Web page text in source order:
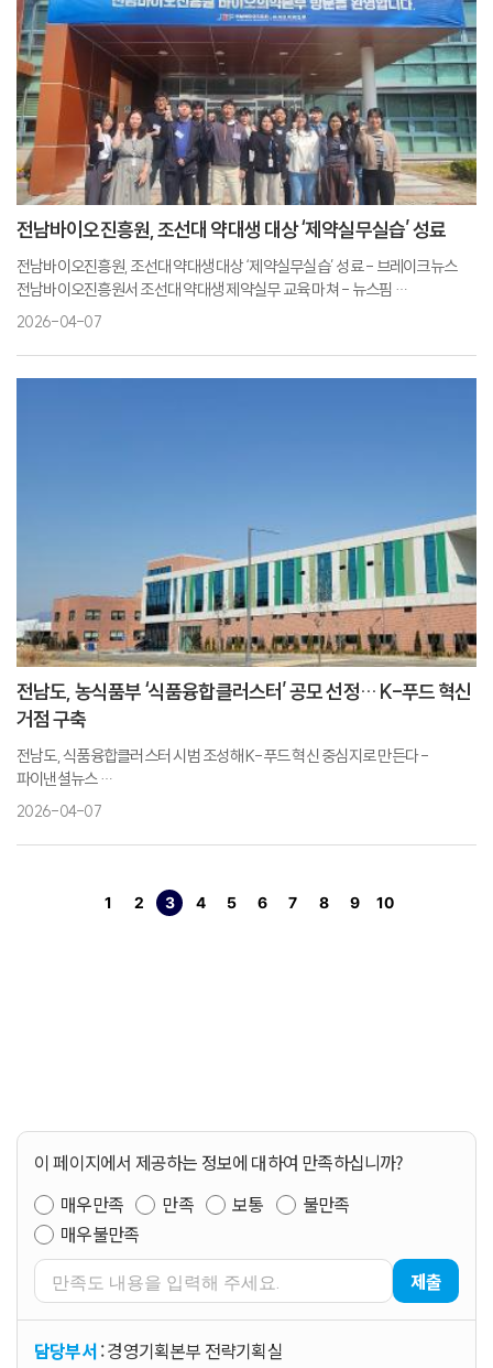
전남바이오진흥원, 조선대 약대생 대상 ‘제약실무실습’ 성료
전남바이오진흥원, 조선대 약대생 대상 ‘제약실무실습’ 성료 - 브레이크뉴스
전남바이오진흥원서 조선대 약대생 제약실무 교육 마쳐 - 뉴스핌
전남바이오진흥원 바이오의약본부, 제약실무실습교육 성료 - 일간투데이
2026-04-07
전남도, 농식품부 ‘식품융합클러스터’ 공모 선정… K-푸드 혁신
거점 구축
전남도, 식품융합클러스터 시범 조성해 K-푸드 혁신 중심지로 만든다 -
파이낸셜뉴스
농식품부, 올해 식품융합클러스터 경북·전남 선정…2030년까지 9곳 확대 -
'지역 식품융합클러스터' 시범사업 대상지에 전남·경북 - 아주경제
2026-04-07
1
페이지
2
페이지열린
3
페이지
4
페이지
5
페이지
6
페이지
7
페이지
8
페이지
9
페이지
10
페이지
이 페이지에서 제공하는 정보에 대하여 만족하십니까?
매우만족
만족 보통
불만족
매우불만족
제출
담당부서: 경영기획본부 전략기획실